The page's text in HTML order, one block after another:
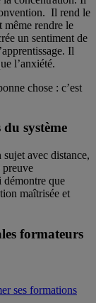
Il rend le
même rendre le
un sentiment de
Il
l’anxiété.
chose : c’est
système
avec distance,
démontre que
maîtrisée et
formateurs
ses formations